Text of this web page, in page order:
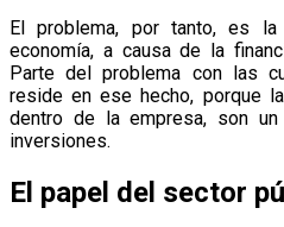
El problema, por tanto, es
economía, a causa de la
Parte del problema con las
reside en ese hecho, porque
dentro de la empresa, son
inversiones.
El papel del sector